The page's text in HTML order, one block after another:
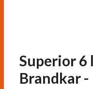
Superior
Brandkar -